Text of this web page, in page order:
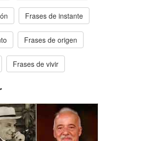
Frases de instante
Frases de origen
Frases de vivir